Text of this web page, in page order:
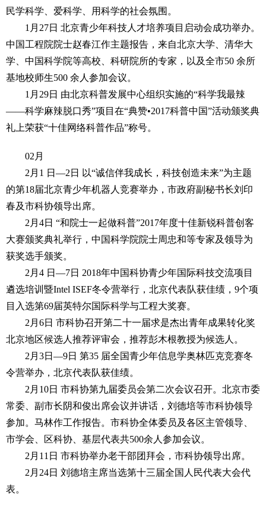
民学科学、爱科学、用科学的社会氛围。
1月27日 北京青少年科技人才培养项目启动会成功举办。
中国工程院院士赵春江作主题报告，来自北京大学、清华大
学、中国科学院等高校、科研院所的专家，以及全市50 余所
基地校师生500 余人参加会议。
1月29日 由北京科普发展中心组织实施的“科学我最辣
——科学麻辣脱口秀”项目在“典赞•2017科普中国”活动颁奖典
礼上荣获“十佳网络科普作品”称号。
02月
2月1 日—2日 以“诚信伴我成长，科技创造未来”为主题
的第18届北京青少年机器人竞赛举办，市政府副秘书长刘印
春及市科协领导出席。
2月4日 “和院士一起做科普”2017年度十佳新锐科普创客
大赛颁奖典礼举行，中国科学院院士周忠和等专家及领导为
获奖选手颁奖。
2月4 日—7日 2018年中国科协青少年国际科技交流项目
遴选培训暨Intel ISEF冬令营举行，北京代表队获佳绩，9个项
目入选第69届英特尔国际科学与工程大奖赛。
2月6日 市科协召开第二十一届求是杰出青年成果转化奖
北京地区候选人推荐评审会，推荐彭木根教授为候选人。
2月3日—9日 第35 届全国青少年信息学奥林匹克竞赛冬
令营举办，北京代表队获佳绩。
2月10日 市科协第九届委员会第二次会议召开。北京市委
常委、副市长阴和俊出席会议并讲话，刘德培等市科协领导
参加。马林作工作报告。市科协全体委员及各区主管领导、
市学会、区科协、基层代表共500余人参加会议。
2月11日 市科协举办老干部团拜会，市科协领导出席。
2月24日 刘德培主席当选第十三届全国人民代表大会代
表。